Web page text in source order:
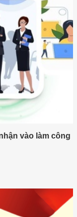
vào làm công